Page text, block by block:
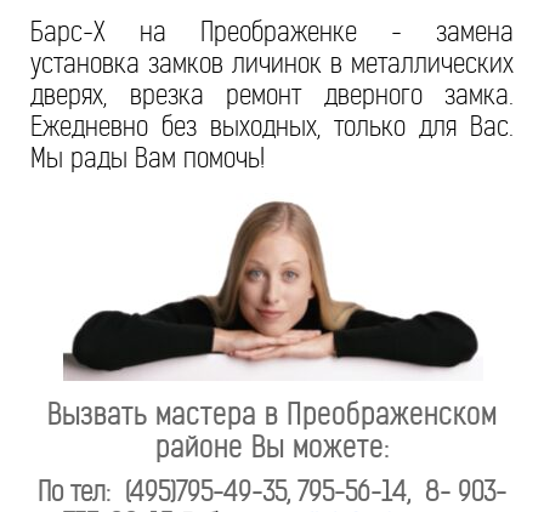
Барс-Х на Преображенке - замена
установка замков личинок в металлических
дверях, врезка ремонт дверного замка.
Ежедневно без выходных, только для Вас.
Мы рады Вам помочь!
Вызвать мастера в Преображенском
районе Вы можете:
По тел: (495)795-49-35, 795-56-14, 8- 903-